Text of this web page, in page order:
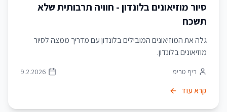
סיור מוזיאונים בלונדון - חוויה תרבותית שלא
תשכח
גלה את המוזיאונים המובילים בלונדון עם מדריך ממצה לסיור
מוזיאונים בלונדון.
ריף טריפ 9.2.2026
קרא עוד